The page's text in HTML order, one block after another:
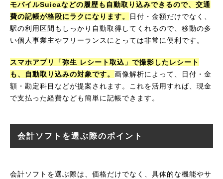
モバイルSuicaなどの履歴も自動取り込みできるので、交通
費の記帳が格段にラクになります。
日付・金額だけでなく、
駅の利用区間もしっかり自動取得してくれるので、移動の多
い個人事業主やフリーランスにとっては非常に便利です。
スマホアプリ「弥生 レシート取込」で撮影したレシート
も、自動取り込みの対象です。 画像解析によって、日付・金
額・勘定科目などが提案されます。これを活用すれば、現金
で支払った経費なども簡単に記帳できます。
会計ソフトを選ぶ際のポイント
会計ソフトを選ぶ際は、価格だけでなく、具体的な機能やサ